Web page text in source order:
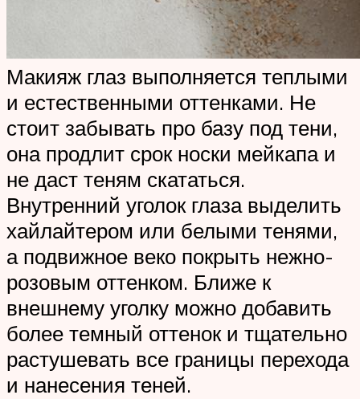
Макияж глаз выполняется теплыми
и естественными оттенками. Не
стоит забывать про базу под тени,
она продлит срок носки мейкапа и
не даст теням скататься.
Внутренний уголок глаза выделить
хайлайтером или белыми тенями,
а подвижное веко покрыть нежно-
розовым оттенком. Ближе к
внешнему уголку можно добавить
более темный оттенок и тщательно
растушевать все границы перехода
и нанесения теней.